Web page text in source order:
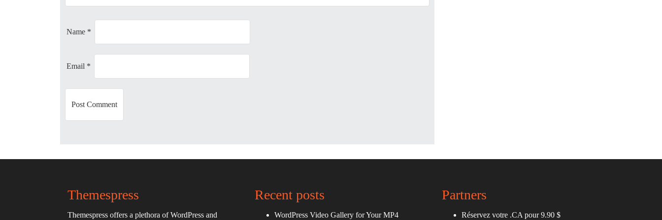
a
o
Name *
Email *
Themespress
Themespress offers a plethora of WordPress and
Recent posts
WordPress Video Gallery for Your MP4
Partners
Réservez votre .CA pour 9.90 $